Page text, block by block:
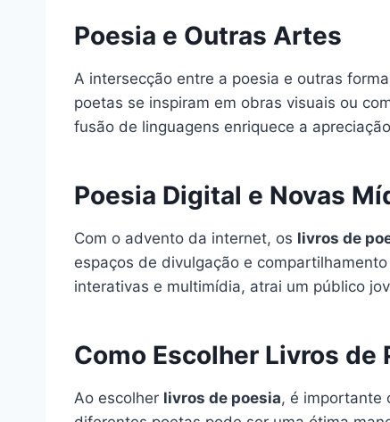
Poesia e Outras Artes
A intersecção entre a poesia e outras
poetas se inspiram em obras visuais ou
fusão de linguagens enriquece a
Poesia Digital e Novas
Com o advento da internet, os livros de
espaços de divulgação e
interativas e multimídia, atrai um público
Como Escolher Livros de
Ao escolher livros de poesia, é importante